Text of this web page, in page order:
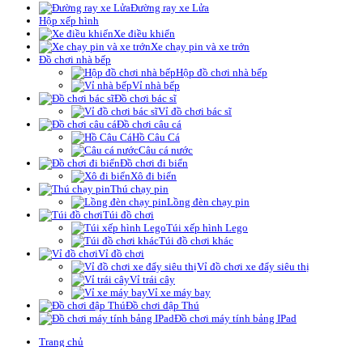
Đường ray xe Lửa
Hộp xếp hình
Xe điều khiển
Xe chạy pin và xe trớn
Đồ chơi nhà bếp
Hộp đồ chơi nhà bếp
Vỉ nhà bếp
Đồ chơi bác sĩ
Vỉ đồ chơi bác sĩ
Đồ chơi câu cá
Hồ Câu Cá
Câu cá nước
Đồ chơi đi biển
Xô đi biển
Thú chạy pin
Lồng đèn chạy pin
Túi đồ chơi
Túi xếp hình Lego
Túi đồ chơi khác
Vỉ đồ chơi
Vỉ đồ chơi xe đẩy siêu thị
Vỉ trái cây
Vỉ xe máy bay
Đồ chơi đập Thú
Đồ chơi máy tính bảng IPad
Trang chủ